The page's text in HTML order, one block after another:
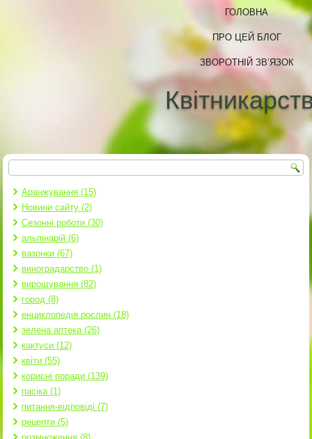
ГОЛОВНА
ПРО ЦЕЙ БЛОГ
ЗВОРОТНІЙ ЗВ’ЯЗОК
Пошукова форма
Пошук
Аранжування (15)
Новини сайту (2)
Сезонні роботи (30)
альпінарій (6)
вазонки (67)
виноградарство (1)
вирощування (82)
город (8)
енциклопедія рослин (18)
зелена аптека (26)
кактуси (12)
квіти (55)
корисні поради (139)
пасіка (1)
питання-відповіді (7)
рецепти (5)